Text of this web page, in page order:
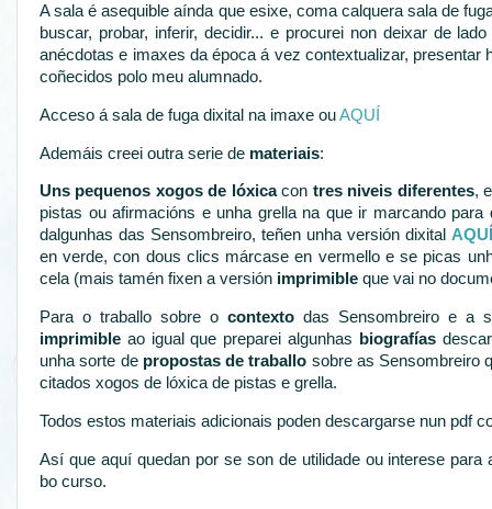
A sala é asequible aínda que esixe, coma calquera sala de
buscar, probar, inferir, decidir... e procurei non deixar de
anécdotas e imaxes da época á vez contextualizar, presentar
coñecidos polo meu alumnado.
Acceso á sala de fuga dixital na imaxe ouAQUÍ
Ademáis creei outra serie de materiais:
Uns pequenos xogos de lóxicacon tres niveis diferentes,
pistas ou afirmacións e unha grella na que ir marcando
dalgunhas das Sensombreiro, teñen unha versión dixital AQUÍ
en verde, con dous clics márcase en vermello e se picas
cela (mais tamén fixen a versión imprimible que vai no
Para o traballo sobre o contexto das Sensombreiro e a
imprimible ao igual que preparei algunhas biografías
unha sorte de propostas de traballo sobre as Sensombreiro
citados xogos de lóxica de pistas e grella.
Todos estos materiais adicionais poden descargarse nun pdf
Así que aquí quedan por se son de utilidade ou interese para
bo curso.